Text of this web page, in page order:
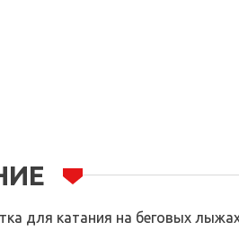
для катания на беговых